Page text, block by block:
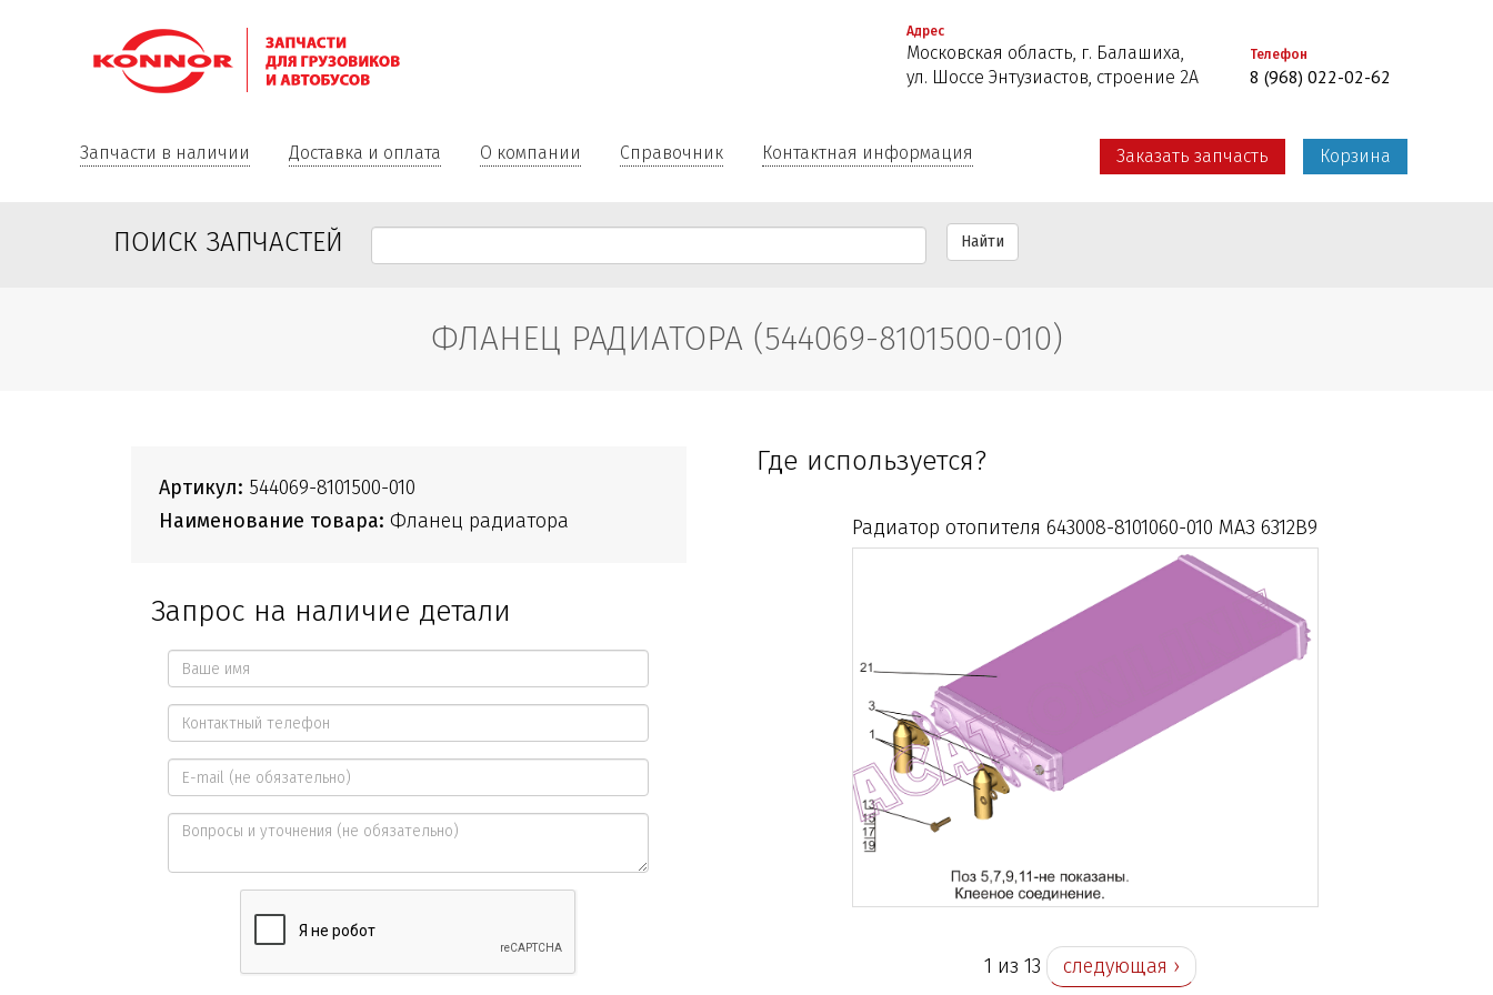
Адрес
Московская область, г. Балашиха,
ул. Шоссе Энтузиастов, строение 2А
Телефон
8 (968) 022-02-62
Запчасти в наличии Доставка и оплата О компании Справочник Контактная информация Заказать запчасть Корзина
ПОИСК ЗАПЧАСТЕЙ Найти
ФЛАНЕЦ РАДИАТОРА (544069-8101500-010)
Артикул: 544069-8101500-010
Наименование товара: Фланец радиатора
Запрос на наличие детали
Ваше
имя
*
Контактный
телефон
*
E-
mail
Вопросы
уточнения
Где используется?
Радиатор отопителя 643008-8101060-010 МАЗ 6312В9
1 из 13 следующая ›